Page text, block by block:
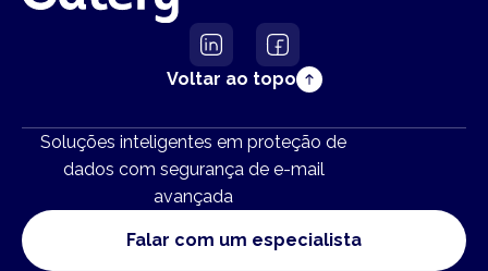
Voltar ao topo
Soluções inteligentes em proteção de
dados com segurança de e-mail
avançada
Falar com um especialista